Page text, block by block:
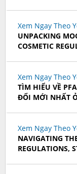
Xem Ngay Theo
UNPACKING
COSMETIC
Xem Ngay Theo
TÌM HIỂU VỀ
ĐỔI MỚI NHẤT
Xem Ngay Theo
NAVIGATING
REGULATIONS,